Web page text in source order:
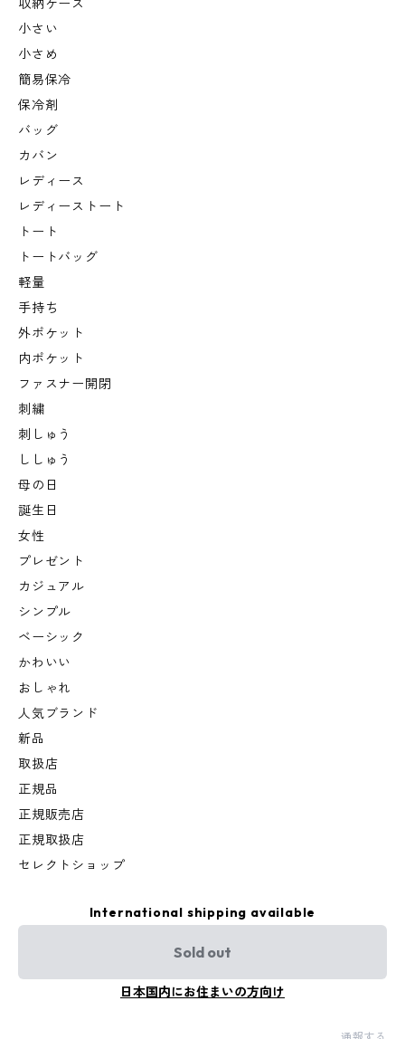
収納ケース
小さい
小さめ
簡易保冷
保冷剤
バッグ
カバン
レディース
レディーストート
トート
トートバッグ
軽量
手持ち
外ポケット
内ポケット
ファスナー開閉
刺繍
刺しゅう
ししゅう
母の日
誕生日
女性
プレゼント
カジュアル
シンプル
ベーシック
かわいい
おしゃれ
人気ブランド
新品
取扱店
正規品
正規販売店
正規取扱店
セレクトショップ
International shipping available
Sold out
日本国内にお住まいの方向け